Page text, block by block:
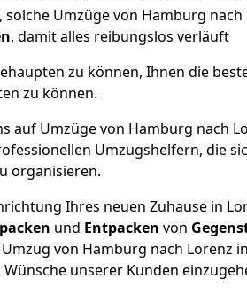
Umzüge von Hamburg
, damit alles reibungslos verläuft
zu können, Ihnen die
zu können.
auf Umzüge von Hamburg nach
Umzugshelfern, die
organisieren.
Ihres neuen Zuhause in
und Entpacken von
von Hamburg nach Lorenz
unserer Kunden